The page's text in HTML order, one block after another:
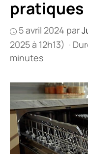
pratiques
5 avril 2024 par
2025 à 12h13) ·
minutes